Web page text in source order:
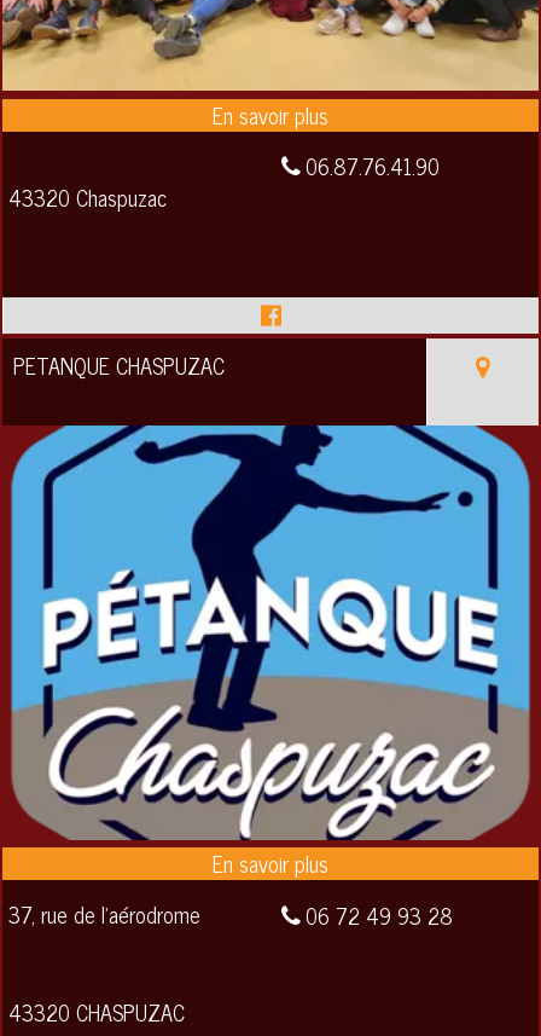
43320 Chaspuzac
06.87.76.41.90
PETANQUE CHASPUZAC
37, rue de l'aérodrome
43320 CHASPUZAC
06 72 49 93 28